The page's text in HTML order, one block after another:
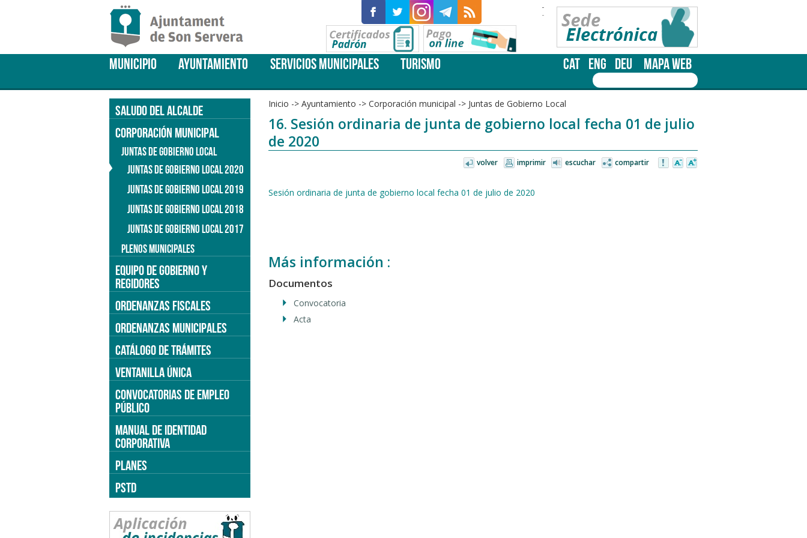
-
-
MUNICIPIO AYUNTAMIENTO SERVICIOS MUNICIPALES TURISMO CAT ENG DEU MAPA WEB
Inicio -> Ayuntamiento -> Corporación municipal -> Juntas de Gobierno Local
16. Sesión ordinaria de junta de gobierno local fecha 01 de julio
de 2020
volver imprimir escuchar compartir
Sesión ordinaria de junta de gobierno local fecha 01 de julio de 2020
Más información :
Documentos
Convocatoria
Acta
SALUDO DEL ALCALDE
CORPORACIÓN MUNICIPAL
JUNTAS DE GOBIERNO LOCAL
JUNTAS DE GOBIERNO LOCAL 2020
JUNTAS DE GOBIERNO LOCAL 2019
JUNTAS DE GOBIERNO LOCAL 2018
JUNTAS DE GOBIERNO LOCAL 2017
PLENOS MUNICIPALES
EQUIPO DE GOBIERNO Y
REGIDORES
ORDENANZAS FISCALES
ORDENANZAS MUNICIPALES
CATÁLOGO DE TRÁMITES
VENTANILLA ÚNICA
CONVOCATORIAS DE EMPLEO
PÚBLICO
MANUAL DE IDENTIDAD
CORPORATIVA
PLANES
PSTD